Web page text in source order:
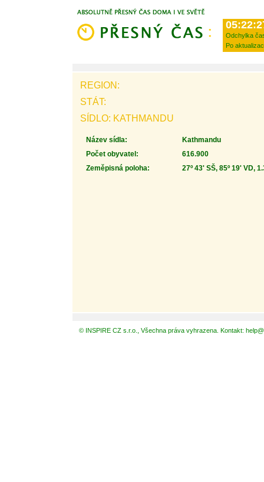
Odchylka
Po
REGION:
STÁT:
SÍDLO: KATHMANDU
Název sídla:
Kathmandu
Počet obyvatel:
616.900
Zeměpisná poloha:
27º 43' SŠ, 85º 19' VD,
© INSPIRE CZ s.r.o., Všechna práva vyhrazena. Kontakt: